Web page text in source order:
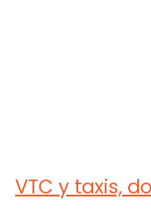
VTC y taxis,